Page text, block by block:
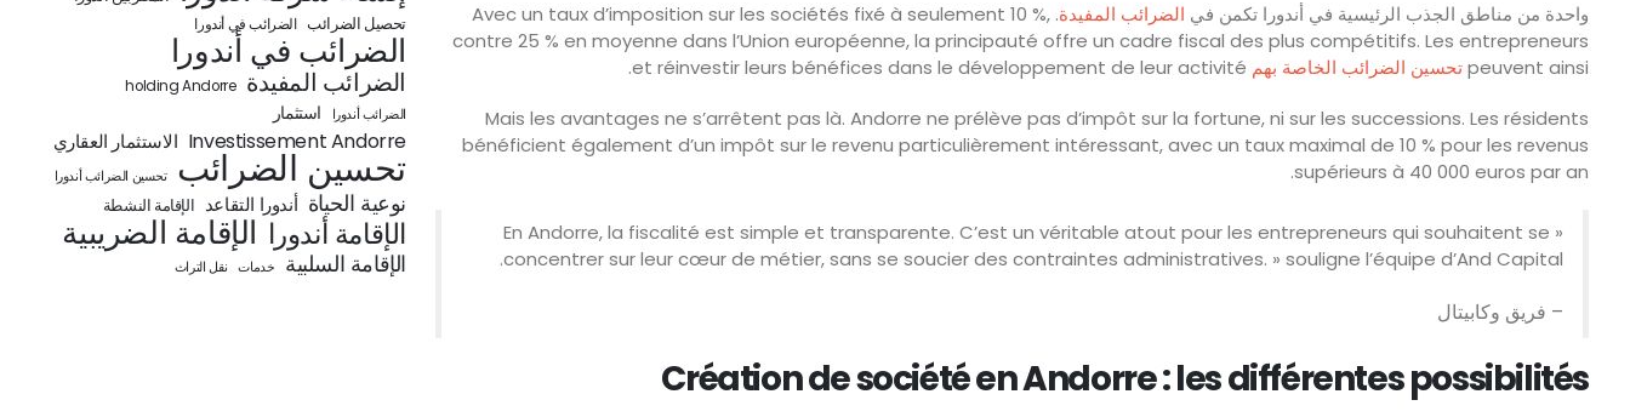
واحدة من مناطق الجذب الرئيسية في أندورا تكمن في الضرائب المفيدة . Avec un taux d’imposition sur les sociétés fixé à seulement 10 %,
contre 25 % en moyenne dans l’Union européenne, la principauté offre un cadre fiscal des plus compétitifs. Les entrepreneurs
peuvent ainsiتحسين الضرائب الخاصة بهم
Mais les avantages ne s’arrêtent pas là. Andorre ne prélève pas d’impôt sur la fortune, ni sur les successions. Les résidents
bénéficient également d’un impôt sur le revenu particulièrement intéressant, avec un taux maximal de 10 % pour les revenus
supérieurs à 40 000 euros par an.
« En Andorre, la fiscalité est simple et transparente. C’est un véritable atout pour les entrepreneurs qui souhaitent se
concentrer sur leur cœur de métier, sans se soucier des contraintes administratives. » souligne l’équipe d’And Capital.
– فريق وكابيتال
Création de société en Andorre : les différentes possibilités
تحصيل الضرائب الضرائب في أندورا
الضرائب في أندورا
الضرائب المفيدة holding Andorre
الضرائب أندورا استثمار
Investissement Andorre الاستثمار العقاري
تحسين الضرائب تحسين الضرائب أندورا
نوعية الحياة أندورا التقاعد الإقامة النشطة
الإقامة أندورا الإقامة الضريبية
الإقامة السلبية خدمات نقل التراث